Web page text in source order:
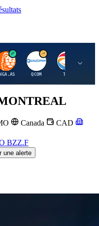
I Q
QCOM
T
TTE
Canada
CAD
BZZ.F
une alerte